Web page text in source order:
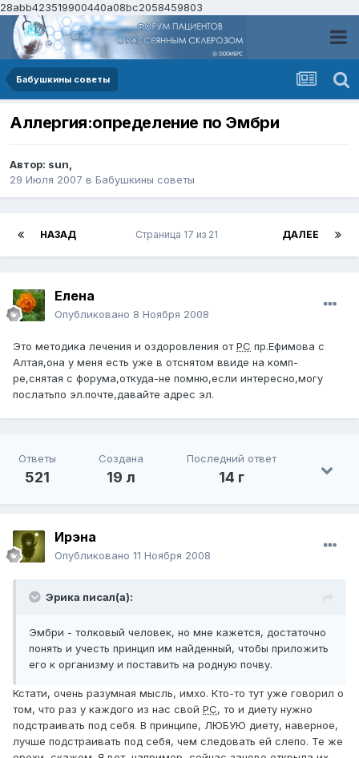
28abb423519900440a08bc2058459803
Бабушкины советы
Аллергия:определение по Эмбри
Автор: sun,
29 Июля 2007 в Бабушкины советы
НАЗАД ДАЛЕЕ
Страница 17 из 21
Елена
Опубликовано 8 Ноября 2008
Это методика лечения и оздоровления отРС пр.Ефимова с
Алтая,она у меня есть уже в отснятом ввиде на комп-
ре,снятая с форума,откуда-не помню,если интересно,могу
послатьпо эл.почте,давайте адрес эл.
Ответы
521
Создана
19 л
Последний ответ
14 г
Ирэна
Опубликовано 11 Ноября 2008
Эрика писал(а):
Эмбри - толковый человек, но мне кажется, достаточно
понять и учесть принцип им найденный, чтобы приложить
его к организму и поставить на родную почву.
Кстати, очень разумная мысль, имхо. Кто-то тут уже говорил о
том, что раз у каждого из нас свой РС, то и диету нужно
подстраивать под себя. В принципе, ЛЮБУЮ диету, наверное,
лучше подстраивать под себя, чем следовать ей слепо. Те же